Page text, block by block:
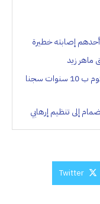
إصابته خطيرة
ماهر زيد
سيدي بوزيد : الإطاحة بعنصر تكفيري ومحكوم ب 10 سنوات سجنا
إلى تنظيم إرهابي
Twitter